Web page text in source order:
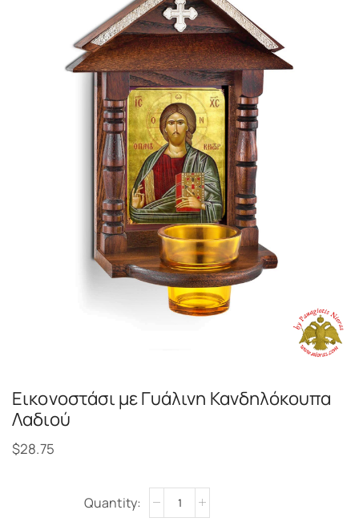
Εικονοστάσι με Γυάλινη Κανδηλόκουπα
Λαδιού
$28.75
Alternative: